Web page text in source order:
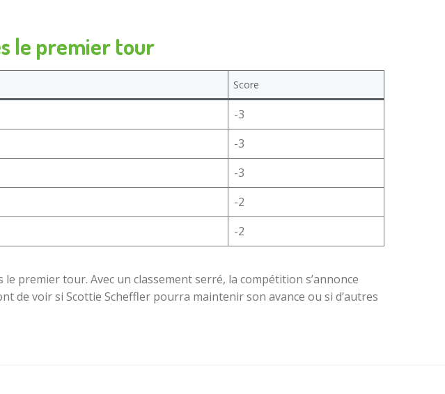
le premier tour
Score
-3
-3
-3
-2
-2
premier tour. Avec un classement serré, la compétition s’annonce
de voir si Scottie Scheffler pourra maintenir son avance ou si d’autres